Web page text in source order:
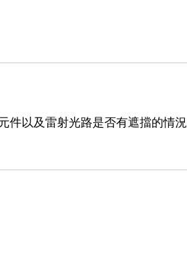
件以及雷射光路是否有遮擋的情